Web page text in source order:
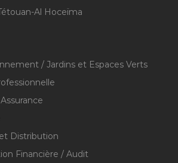
Al Hoceïma
/ Jardins et Espaces Verts
Distribution
Financière / Audit